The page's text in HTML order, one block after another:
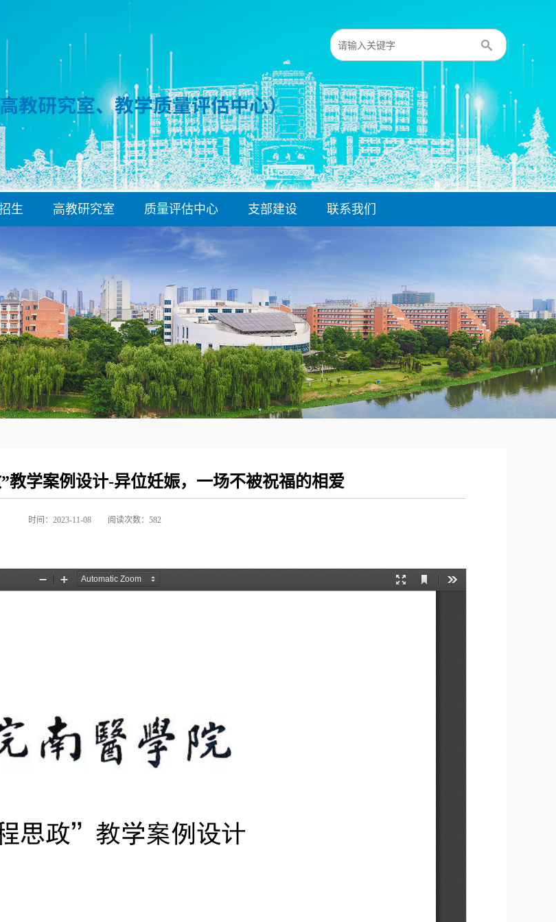
生 高教研究室 质量评估中心 支部建设 联系我们
”教学案例设计-异位妊娠，一场不被祝福的相爱
时间：2023-11-08 阅读次数： 582